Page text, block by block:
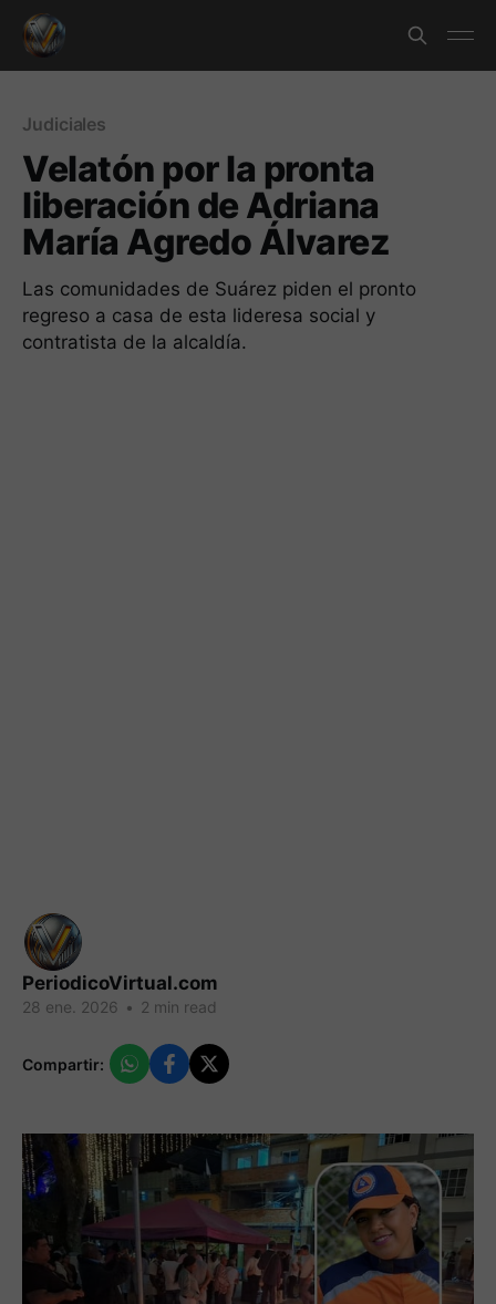
Judiciales
Velatón por la pronta
liberación de Adriana
María Agredo Álvarez
Las comunidades de Suárez piden el pronto
regreso a casa de esta lideresa social y
contratista de la alcaldía.
PeriodicoVirtual.com
28 ene. 2026 • 2 min read
Compartir: